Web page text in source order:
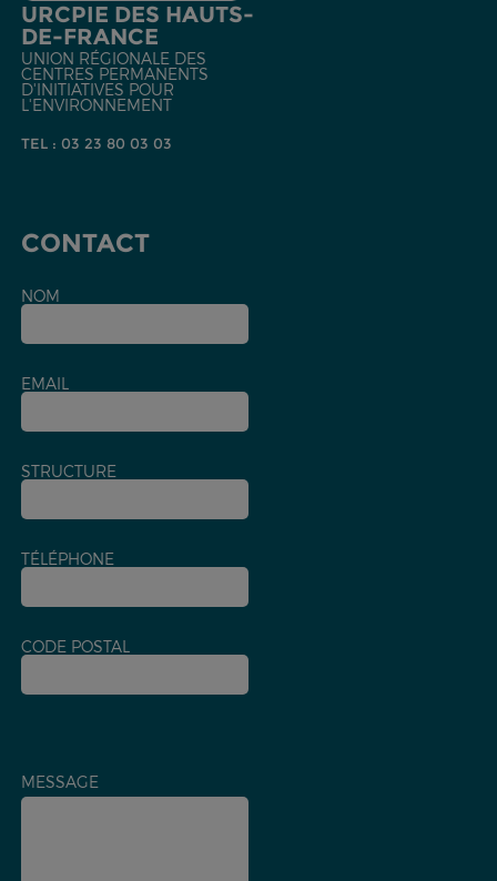
URCPIE DES HAUTS-
DE-FRANCE
UNION RÉGIONALE DES
CENTRES PERMANENTS
D'INITIATIVES POUR
L'ENVIRONNEMENT
TEL : 03 23 80 03 03
CONTACT
NOM
EMAIL
STRUCTURE
TÉLÉPHONE
CODE POSTAL
MESSAGE